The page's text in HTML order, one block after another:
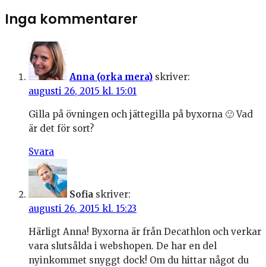
Inga kommentarer
Anna (orka mera) skriver:
augusti 26, 2015 kl. 15:01
Gilla på övningen och jättegilla på byxorna 🙂 Vad
är det för sort?
Svara
Sofia skriver:
augusti 26, 2015 kl. 15:23
Härligt Anna! Byxorna är från Decathlon och verkar
vara slutsålda i webshopen. De har en del
nyinkommet snyggt dock! Om du hittar något du